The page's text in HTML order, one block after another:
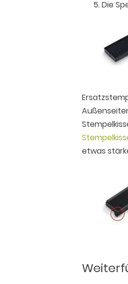
Die
etwas